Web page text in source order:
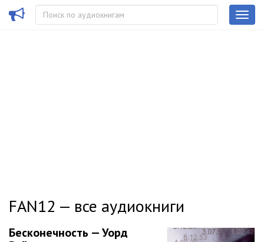
FAN12 — все аудиокниги
Бесконечность — Уорд